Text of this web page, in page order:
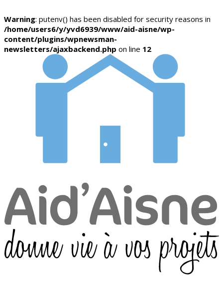
Warning: putenv() has been disabled for security reasons in
/home/users6/y/yvd6939/www/aid-aisne/wp-
content/plugins/wpnewsman-
newsletters/ajaxbackend.php on line 12